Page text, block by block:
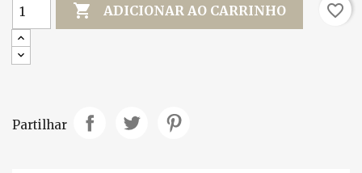
 ADICIONAR AO CARRINHO favorite_border
Partilhar